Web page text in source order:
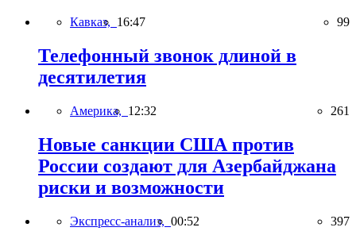
Кавказ, 16:47 99
Телефонный звонок длиной в
десятилетия
Америка, 12:32 261
Новые санкции США против
России создают для Азербайджана
риски и возможности
Экспресс-анализ, 00:52 397